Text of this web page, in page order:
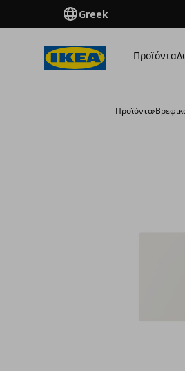
Greek
Προϊόντα
Προϊόντα›